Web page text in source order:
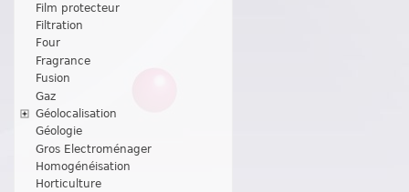
Film protecteur
Filtration
Four
Fragrance
Fusion
Gaz
Géolocalisation
Géologie
Gros Electroménager
Homogénéisation
Horticulture